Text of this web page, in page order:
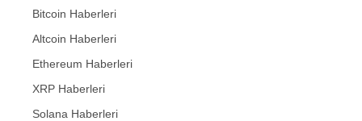
Bitcoin Haberleri
Altcoin Haberleri
Ethereum Haberleri
XRP Haberleri
Solana Haberleri